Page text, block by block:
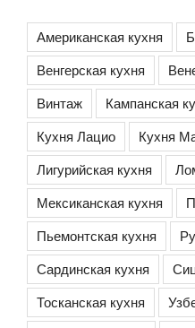
Американская кухня
Венгерская кухня
Винтаж
Кампанская
Кухня Лацио
Кухня
Лигурийская кухня
Мексиканская кухня
Пьемонтская кухня
Сардинская кухня
Тосканская кухня